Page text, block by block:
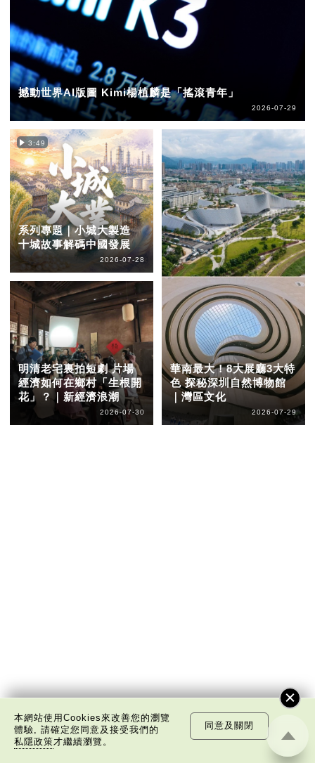
撼動世界AI版圖 Kimi楊植麟是「搖滾青年」
2026-07-29
3:49
系列專題｜小城大製造
十城故事解碼中國發展
2026-07-28
明清老宅裏拍短劇 片場
經濟如何在鄉村「生根開
花」？｜新經濟浪潮
2026-07-30
華南最大！8大展廳3大特
色 探秘深圳自然博物館
｜灣區文化
2026-07-29
本網站使用Cookies來改善您的瀏覽
體驗, 請確定您同意及接受我們的
私隱政策才繼續瀏覽。
同意及關閉